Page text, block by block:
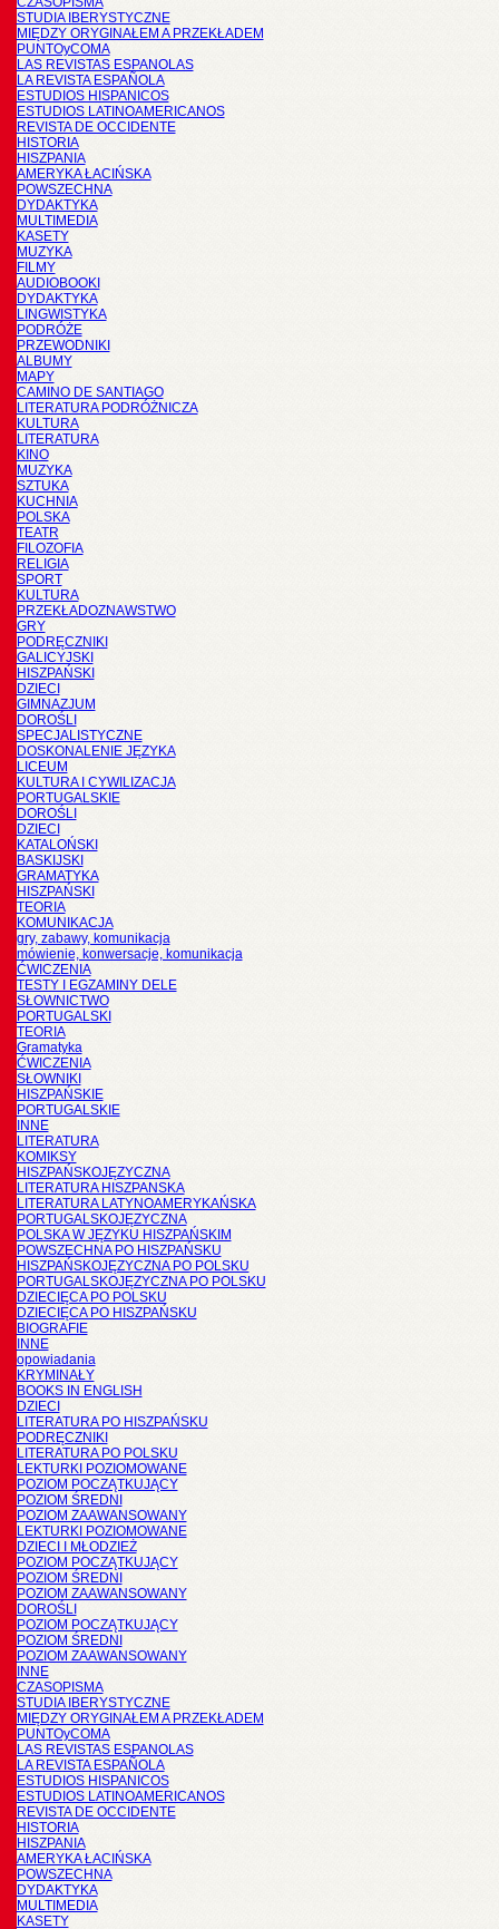
STUDIA IBERYSTYCZNE
MIĘDZY ORYGINAŁEM A PRZEKŁADEM
PUNTOyCOMA
LAS REVISTAS ESPANOLAS
LA REVISTA ESPAÑOLA
ESTUDIOS HISPANICOS
ESTUDIOS LATINOAMERICANOS
REVISTA DE OCCIDENTE
HISTORIA
HISZPANIA
AMERYKA ŁACIŃSKA
POWSZECHNA
DYDAKTYKA
MULTIMEDIA
KASETY
MUZYKA
FILMY
AUDIOBOOKI
DYDAKTYKA
LINGWISTYKA
PODRÓŻE
PRZEWODNIKI
ALBUMY
MAPY
CAMINO DE SANTIAGO
LITERATURA PODRÓŻNICZA
KULTURA
LITERATURA
KINO
MUZYKA
SZTUKA
KUCHNIA
POLSKA
TEATR
FILOZOFIA
RELIGIA
SPORT
KULTURA
PRZEKŁADOZNAWSTWO
GRY
PODRĘCZNIKI
GALICYJSKI
HISZPAŃSKI
DZIECI
GIMNAZJUM
DOROŚLI
SPECJALISTYCZNE
DOSKONALENIE JĘZYKA
LICEUM
KULTURA I CYWILIZACJA
PORTUGALSKIE
DOROŚLI
DZIECI
KATALOŃSKI
BASKIJSKI
GRAMATYKA
HISZPAŃSKI
TEORIA
KOMUNIKACJA
gry, zabawy, komunikacja
mówienie, konwersacje, komunikacja
ĆWICZENIA
TESTY I EGZAMINY DELE
SŁOWNICTWO
PORTUGALSKI
TEORIA
Gramatyka
ĆWICZENIA
SŁOWNIKI
HISZPAŃSKIE
PORTUGALSKIE
INNE
LITERATURA
KOMIKSY
HISZPAŃSKOJĘZYCZNA
LITERATURA HISZPANSKA
LITERATURA LATYNOAMERYKAŃSKA
PORTUGALSKOJĘZYCZNA
POLSKA W JĘZYKU HISZPAŃSKIM
POWSZECHNA PO HISZPAŃSKU
HISZPAŃSKOJĘZYCZNA PO POLSKU
PORTUGALSKOJĘZYCZNA PO POLSKU
DZIECIĘCA PO POLSKU
DZIECIĘCA PO HISZPAŃSKU
BIOGRAFIE
INNE
opowiadania
KRYMINAŁY
BOOKS IN ENGLISH
DZIECI
LITERATURA PO HISZPAŃSKU
PODRĘCZNIKI
LITERATURA PO POLSKU
LEKTURKI POZIOMOWANE
POZIOM POCZĄTKUJĄCY
POZIOM ŚREDNI
POZIOM ZAAWANSOWANY
LEKTURKI POZIOMOWANE
DZIECI I MŁODZIEŻ
POZIOM POCZĄTKUJĄCY
POZIOM ŚREDNI
POZIOM ZAAWANSOWANY
DOROŚLI
POZIOM POCZĄTKUJĄCY
POZIOM ŚREDNI
POZIOM ZAAWANSOWANY
INNE
CZASOPISMA
STUDIA IBERYSTYCZNE
MIĘDZY ORYGINAŁEM A PRZEKŁADEM
PUNTOyCOMA
LAS REVISTAS ESPANOLAS
LA REVISTA ESPAÑOLA
ESTUDIOS HISPANICOS
ESTUDIOS LATINOAMERICANOS
REVISTA DE OCCIDENTE
HISTORIA
HISZPANIA
AMERYKA ŁACIŃSKA
POWSZECHNA
DYDAKTYKA
MULTIMEDIA
KASETY